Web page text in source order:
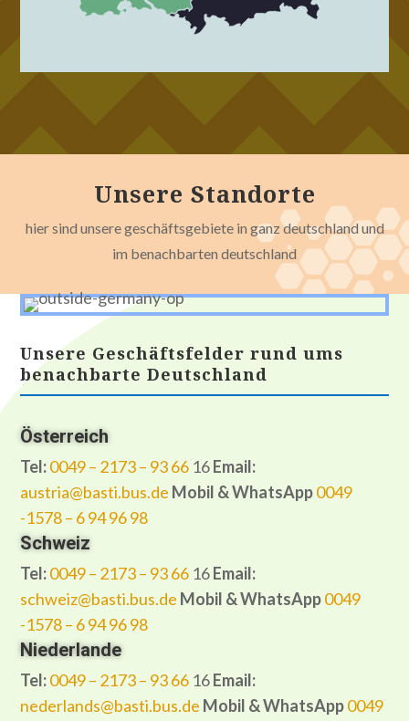
Unsere Standorte
hier sind unsere geschäftsgebiete in ganz deutschland und
im benachbarten deutschland
Unsere Geschäftsfelder rund ums
benachbarte Deutschland
Österreich
Tel:0049 – 2173 – 93 66 16Email:
austria@basti.bus.de Mobil & WhatsApp0049
-1578 – 6 94 96 98
Schweiz
Tel:0049 – 2173 – 93 66 16Email:
schweiz@basti.bus.de Mobil & WhatsApp0049
-1578 – 6 94 96 98
Niederlande
Tel:0049 – 2173 – 93 66 16Email:
nederlands@basti.bus.de Mobil & WhatsApp0049